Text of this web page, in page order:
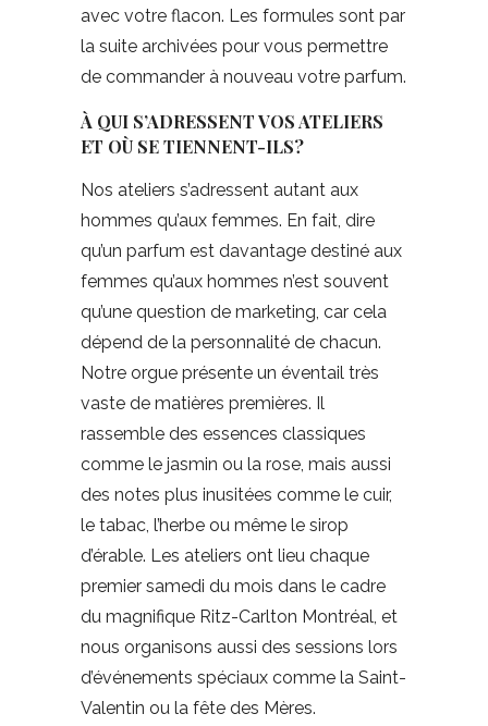
avec votre flacon. Les formules sont par
la suite archivées pour vous permettre
de commander à nouveau votre parfum.
À QUI S’ADRESSENT VOS ATELIERS
ET OÙ SE TIENNENT-ILS?
Nos ateliers s’adressent autant aux
hommes qu’aux femmes. En fait, dire
qu’un parfum est davantage destiné aux
femmes qu’aux hommes n’est souvent
qu’une question de marketing, car cela
dépend de la personnalité de chacun.
Notre orgue présente un éventail très
vaste de matières premières. Il
rassemble des essences classiques
comme le jasmin ou la rose, mais aussi
des notes plus inusitées comme le cuir,
le tabac, l’herbe ou même le sirop
d’érable. Les ateliers ont lieu chaque
premier samedi du mois dans le cadre
du magnifique Ritz-Carlton Montréal, et
nous organisons aussi des sessions lors
d’événements spéciaux comme la Saint-
Valentin ou la fête des Mères.